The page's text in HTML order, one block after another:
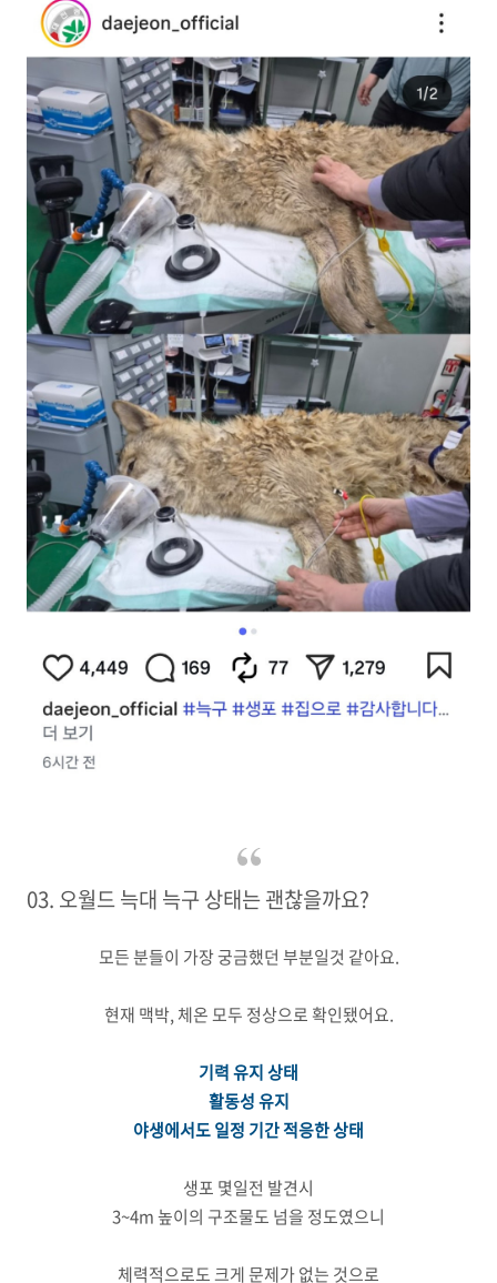
03. 오월드 늑대 늑구 상태는 괜찮을까요?
모든 분들이 가장 궁금했던 부분일것 같아요.
현재 맥박, 체온 모두 정상으로 확인됐어요.
기력 유지 상태
활동성 유지
야생에서도 일정 기간 적응한 상태
생포 몇일전 발견시
3~4m 높이의 구조물도 넘을 정도였으니
체력적으로도 크게 문제가 없는 것으로